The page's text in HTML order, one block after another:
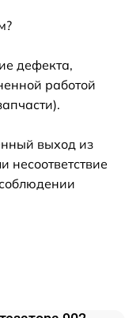
дефекта,
работой
выход из
несоответствие